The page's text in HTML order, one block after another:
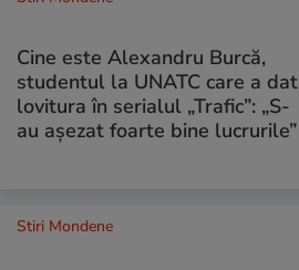
Cine este Alexandru Burcă,
studentul la UNATC care a dat
lovitura în serialul „Trafic”: „S-
au așezat foarte bine lucrurile”
Stiri Mondene